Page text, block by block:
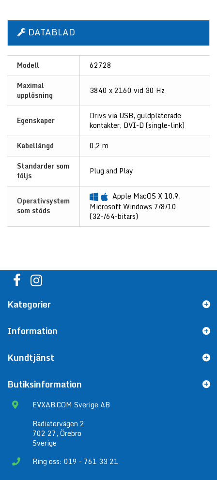
DATABLAD
Modell
62728
Maximal
upplösning
3840 x 2160 vid 30 Hz
Egenskaper
Drivs via USB, guldpläterade
kontakter, DVI-D (single-link)
Kabellängd
0,2 m
Standarder som
följs
Plug and Play
Operativsystem
som stöds
Apple MacOS X 10.9,
Microsoft Windows 7/8/10
(32-/64-bitars)
Kategorier
Information
Kundtjänst
Butiksinformation
EVXAB.COM Sverige AB
Radiatorvägen 2
702 27, Örebro
Sverige
Ring oss: 019 - 761 33 21